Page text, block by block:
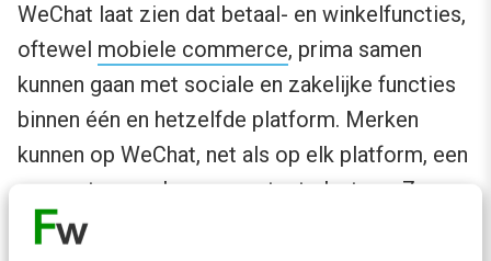
WeChat laat zien dat betaal- en winkelfuncties,
oftewel mobiele commerce, prima samen
kunnen gaan met sociale en zakelijke functies
binnen één en hetzelfde platform. Merken
kunnen op WeChat, net als op elk platform, een
account aanmaken en content plaatsen. Ze
kunnen volgers direct bereiken met